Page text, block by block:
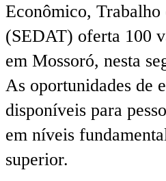
Econômico, Trabalho
(SEDAT) oferta 100
em Mossoró, nesta
As oportunidades de
disponíveis para
em níveis
superior.